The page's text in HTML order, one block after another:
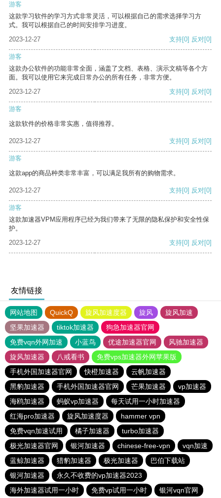
游客
这款学习软件的学习方式非常灵活，可以根据自己的需求选择学习方
式。我可以根据自己的时间安排学习进度。
2023-12-27
支持[0] 反对[0]
游客
这款办公软件的功能非常全面，涵盖了文档、表格、演示文稿等各个方
面。我可以使用它来完成日常办公的所有任务，非常方便。
2023-12-27
支持[0] 反对[0]
游客
这款软件的价格非常实惠，值得推荐。
2023-12-27 支持[0] 反对[0]
游客
这款app的商品种类非常丰富，可以满足我所有的购物需求。
2023-12-27 支持[0] 反对[0]
游客
这款加速器VPM应用程序已经为我们带来了无限的隐私保护和安全性保
护。
2023-12-27
支持[0] 反对[0]
友情链接
网站地图 QuickQ 旋风加速度器 旋风
旋风加速
坚果加速器
tiktok加速器
狗急加速器官网
免费vqn外网加速
小蓝鸟 优途加速器官网
风驰加速器
旋风加速器
八戒看书
免费vps加速器外网苹果版
手机外国加速器官网
快橙加速器
云帆加速器
黑豹加速器
手机外国加速器官网 芒果加速器
vp加速器
海鸥加速器
蚂蚁vp加速器
每天试用一小时加速器
红海pro加速器
旋风加速度器
hammer vpn
免费vqn加速试用
橘子加速器
turbo加速器
极光加速器官网
银河加速器 chinese-free-vpn
vqn加速
蓝鲸加速器
猎豹加速器 极光加速器
巴伯下载站
银河加速器
永久不收费的vp加速器2023
海外加速器试用一小时
免费vp试用一小时 银河vqn官网